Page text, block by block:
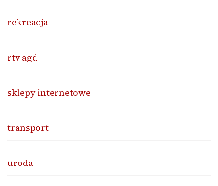
rekreacja
rtv agd
sklepy internetowe
transport
uroda